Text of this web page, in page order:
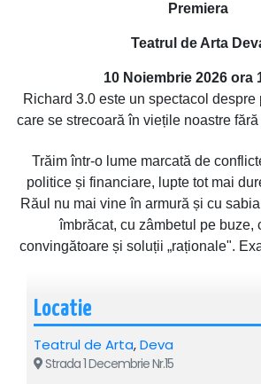
Premiera
Teatrul de Arta
10 Noiembrie 2026 ora
Richard 3.0 este un spectacol despre
care se strecoară în viețile noastre
Trăim într-o lume marcată de
politice și financiare, lupte tot mai
Răul nu mai vine în armură și cu
îmbrăcat, cu zâmbetul pe buze,
convingătoare și soluții „raționale".
de rău vorbește „Richard 3.0", o
Spectacolul pune reflectorul pe
fragilitatea ei. Demască răul, îi dă jos
Locatie
Teatrul de Arta,Deva
Strada 1 Decembrie Nr.15